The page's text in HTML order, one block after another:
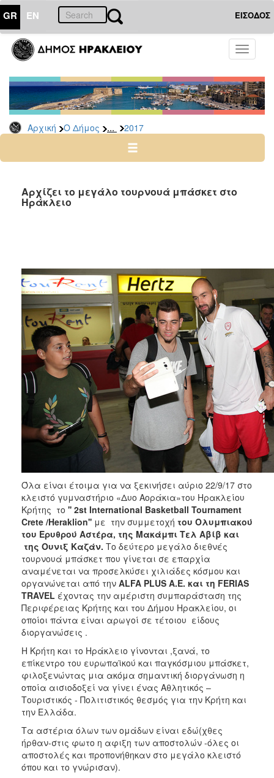
GR EN ΕΙΣΟΔΟΣ
Toggle
Αρχική Ο Δήμος ... 2017
ΔΗΜΟΣ
Δελτία
Τύπου
Αρχείο
2026
2024
2022
2018
2017
2016
2015
2013
2012
2010
2006
ΤΟΠΟΣ
ΠΟΛΙΤΙΣΜΟΣ
ΑΝΘΕΚΤΙΚΗ
ΠΟΛΗ
Αρχίζει το μεγάλο τουρνουά μπάσκετ στο
Ηράκλειο
Όλα είναι έτοιμα για να ξεκινήσει αύριο 22/9/17 στο
κλειστό γυμναστήριο «Δυο Αοράκια»του Ηρακλείου
Κρήτης το '' 2st International Basketball Tournament
Crete /Heraklion'' με την συμμετοχή του Ολυμπιακού
του Ερυθρού Αστέρα, της Μακάμπι Τελ Αβίβ και
της Ουνιξ Καζάν. Το δεύτερο μεγάλο διεθνές
τουρνουά μπάσκετ που γίνεται σε επαρχία
αναμένεται να προσελκύσει χιλιάδες κόσμου και
οργανώνεται από την ALFA PLUS Α.Ε. και τη FERIAS
TRAVEL έχοντας την αμέριστη συμπαράσταση της
Περιφέρειας Κρήτης και του Δήμου Ηρακλείου, οι
οποίοι πάντα είναι αρωγοί σε τέτοιου είδους
διοργανώσεις .
Η Κρήτη και το Ηράκλειο γίνονται ,ξανά, το
επίκεντρο του ευρωπαϊκού και παγκόσμιου μπάσκετ,
φιλοξενώντας μια ακόμα σημαντική διοργάνωση η
οποία αισιοδοξεί να γίνει ένας Αθλητικός –
Τουριστικός - Πολιτιστικός θεσμός για την Κρήτη και
την Ελλάδα.
Τα αστέρια όλων των ομάδων είναι εδώ(χθες
ήρθαν-στις φωτο η αφιξη των αποστολών -όλες οι
αποστολές και προπονήθηκαν στο μεγάλο κλειστό
όπου και το γνώρισαν).